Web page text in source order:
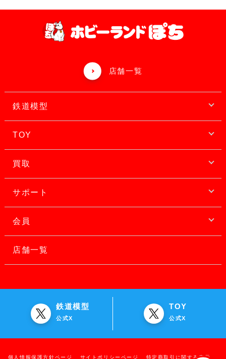
店舗一覧
鉄道模型
TOY
買取
サポート
会員
店舗一覧
鉄道模型
公式X
TOY
公式X
個人情報保護方針ページ サイトポリシーページ 特定商取引に関する表示